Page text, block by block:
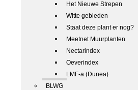
Het Nieuwe Strepen
Witte gebieden
Staat deze plant er nog?
Meetnet Muurplanten
Nectarindex
Oeverindex
LMF-a (Dunea)
BLWG